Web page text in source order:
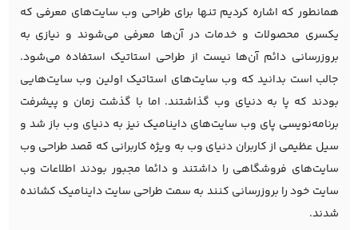
همانطور که اشاره کردیم تنها برای طراحی وب سایت‌های معرفی که
یکسری محصولات و خدمات در آن‌ها معرفی می‌شوند و نیازی به
بروزرسانی دائم آن‌ها نیست از طراحی استاتیک استفاده می‌شود.
جالب است بدانید که وب سایت‌های استاتیک اولین وب سایت‌هایی
بودند که پا به دنیای وب گذاشتند. اما با گذشت زمان و پیشرفت
برنامه‌نویسی پای وب سایت‌های داینامیک نیز به دنیای وب باز شد و
سیل عظیمی از کاربران دنیای وب به ویژه کاربرانی که قصدطراحی وب
سایت‌های فروشگاهی را داشتند و دائما مجبور بودند اطلاعات وب
سایت خود را بروزرسانی کنند به سمت طراحی سایت داینامیک کشانده
شدند.